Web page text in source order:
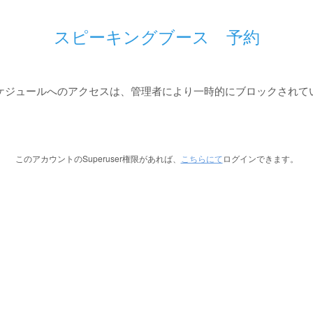
スピーキングブース 予約
ジュールへのアクセスは、管理者により一時的にブロックされて
このアカウントのSuperuser権限があれば、 こちらにてログインできます。